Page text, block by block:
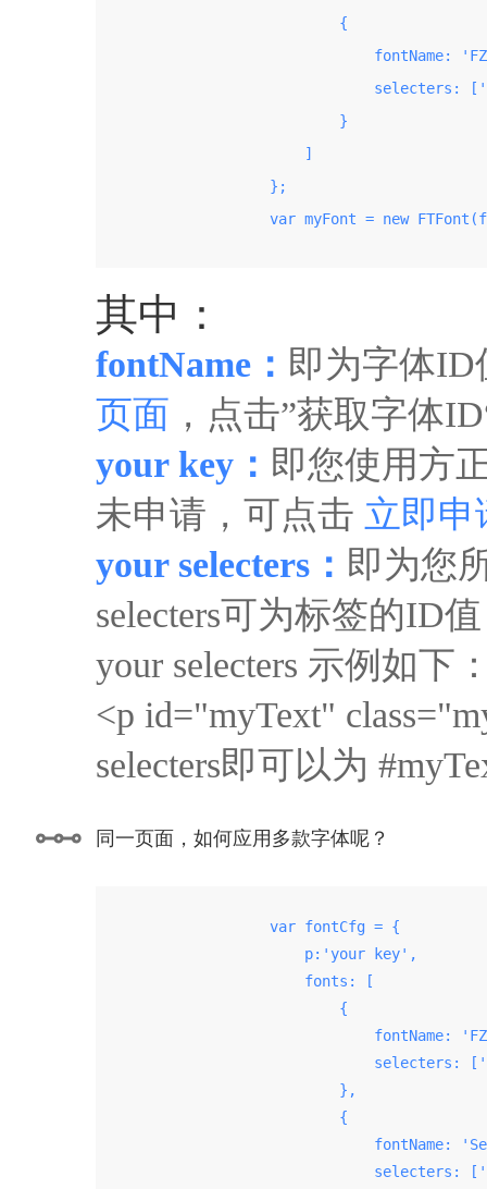
                            {
fontName:
selecters:
                            }
                        ]
                    };
var myFont = new
其中：
fontName： 即为字体
页面 ，点击”获取字体
your key： 即您使用方
未申请，可点击 立即申
your selecters： 即为您
selecters可为标签的ID
your selecters 示例如下
<p id="myText"
selecters即可以为
同一页面，如何应用多款字体呢？
                    var fontCfg = {
                        p:'your key',
                        fonts: [
                            {
fontName:
selecters:
                            },
                            {
fontName:
selecters: